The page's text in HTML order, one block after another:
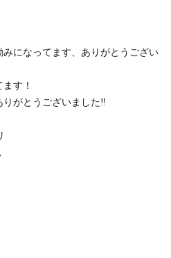
になってます、ありがとうござい
す！
がとうございました‼︎